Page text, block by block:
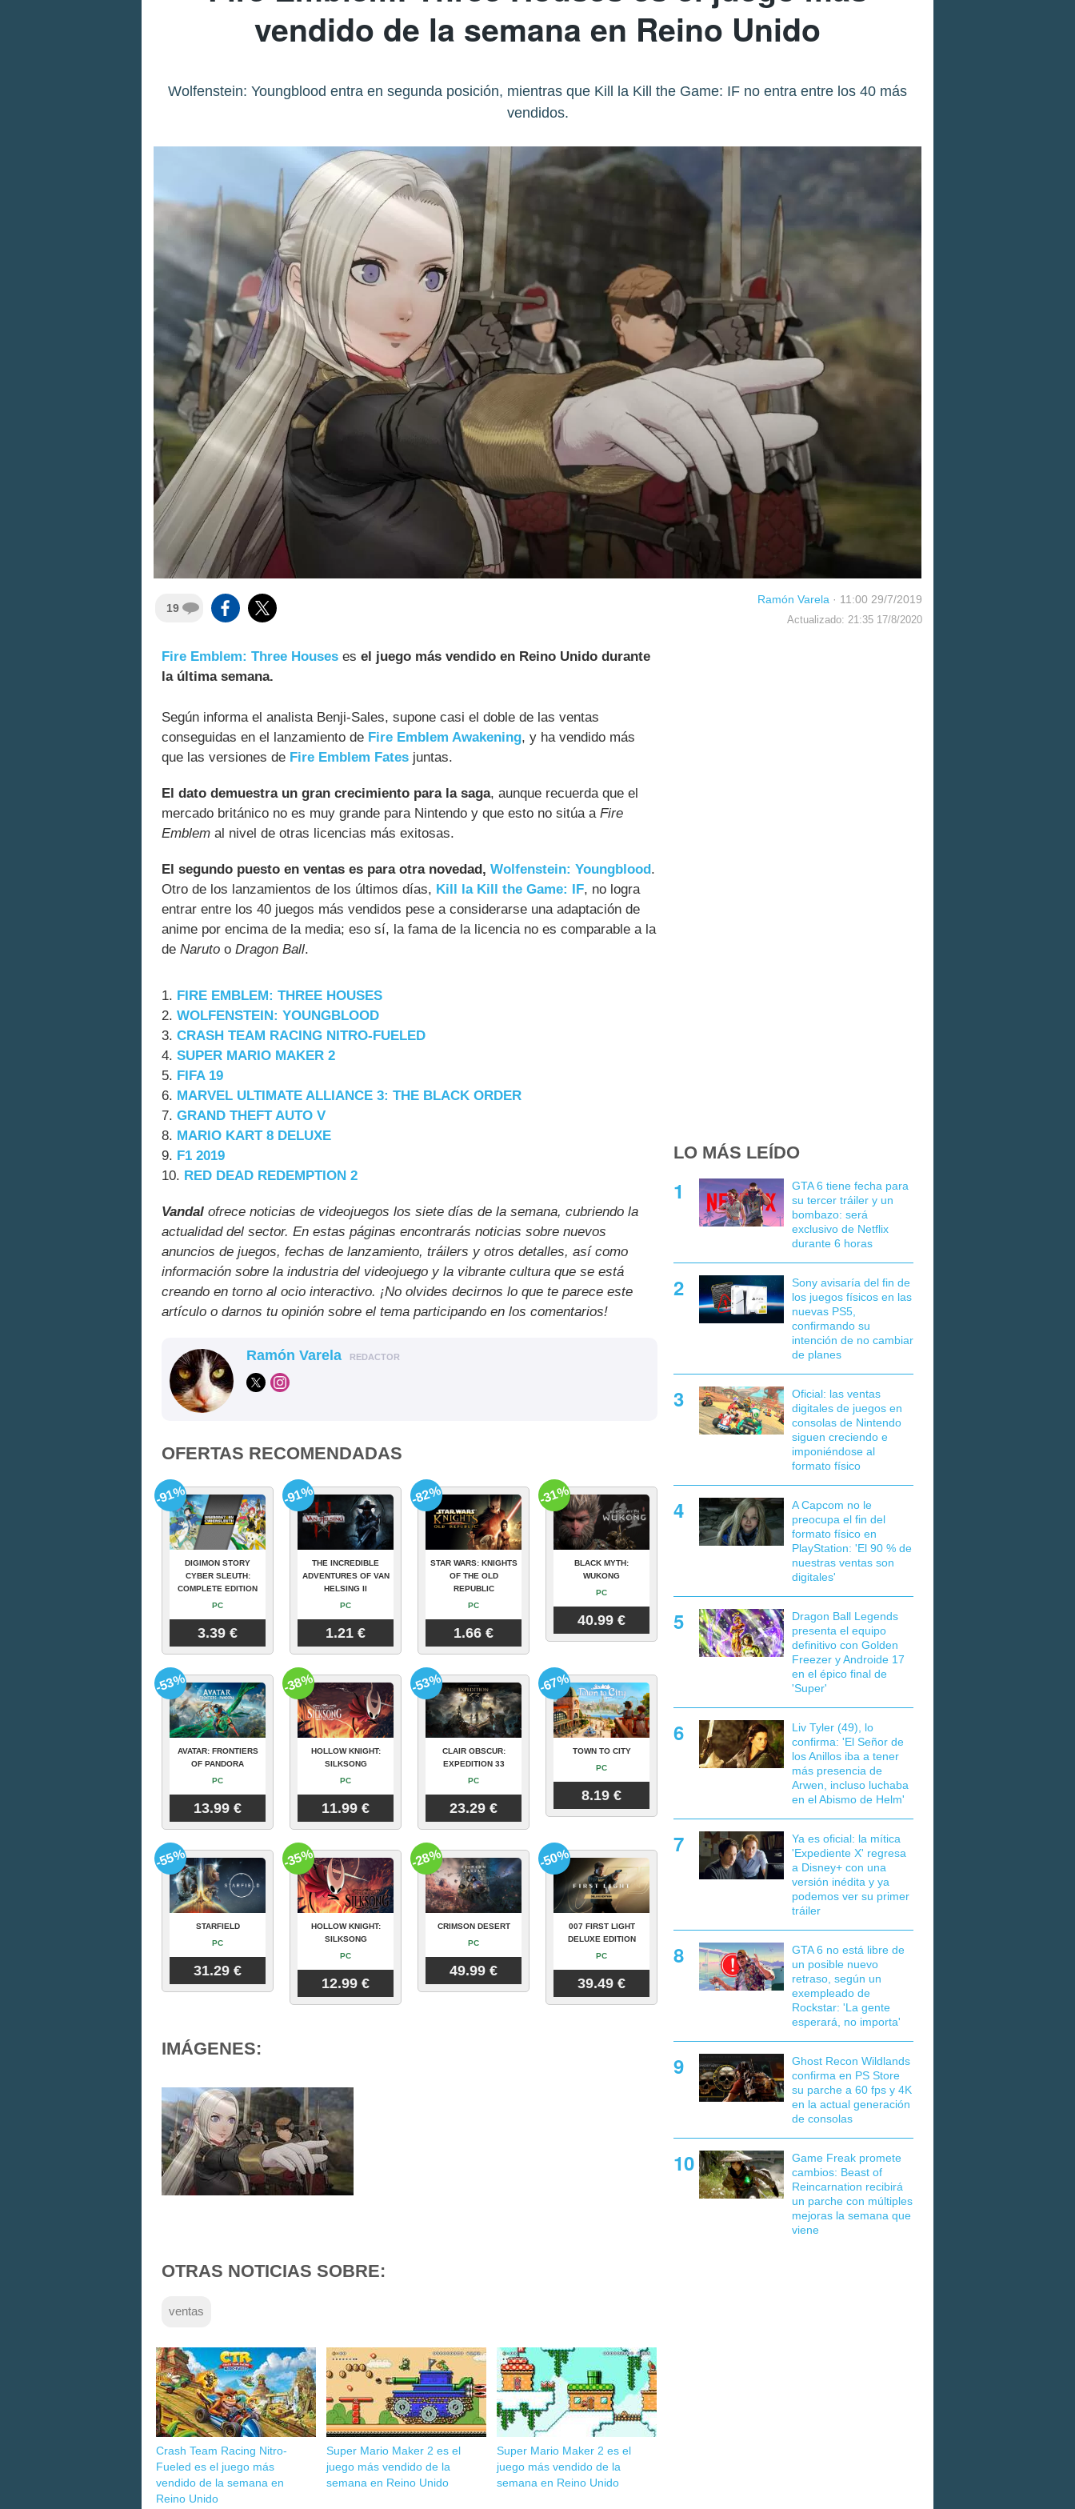
vendido de la semana en Reino Unido
Wolfenstein: Youngblood entra en segunda posición, mientras que Kill la Kill the Game: IF no entra entre los 40 más
vendidos.
19
Ramón Varela · 11:00 29/7/2019
Actualizado: 21:35 17/8/2020
Fire Emblem: Three Houses es el juego más vendido en Reino Unido durante
la última semana.
Según informa el analista Benji-Sales, supone casi el doble de las ventas
conseguidas en el lanzamiento de Fire Emblem Awakening, y ha vendido más
que las versiones de Fire Emblem Fates juntas.
El dato demuestra un gran crecimiento para la saga, aunque recuerda que el
mercado británico no es muy grande para Nintendo y que esto no sitúa a Fire
Emblem al nivel de otras licencias más exitosas.
El segundo puesto en ventas es para otra novedad, Wolfenstein: Youngblood.
Otro de los lanzamientos de los últimos días, Kill la Kill the Game: IF, no logra
entrar entre los 40 juegos más vendidos pese a considerarse una adaptación de
anime por encima de la media; eso sí, la fama de la licencia no es comparable a la
de Naruto o Dragon Ball.
1. FIRE EMBLEM: THREE HOUSES
2. WOLFENSTEIN: YOUNGBLOOD
3. CRASH TEAM RACING NITRO-FUELED
4. SUPER MARIO MAKER 2
5. FIFA 19
6. MARVEL ULTIMATE ALLIANCE 3: THE BLACK ORDER
7. GRAND THEFT AUTO V
8. MARIO KART 8 DELUXE
9. F1 2019
10. RED DEAD REDEMPTION 2
Vandal ofrece noticias de videojuegos los siete días de la semana, cubriendo la
actualidad del sector. En estas páginas encontrarás noticias sobre nuevos
anuncios de juegos, fechas de lanzamiento, tráilers y otros detalles, así como
información sobre la industria del videojuego y la vibrante cultura que se está
creando en torno al ocio interactivo. ¡No olvides decirnos lo que te parece este
artículo o darnos tu opinión sobre el tema participando en los comentarios!
Ramón Varela REDACTOR
OFERTAS RECOMENDADAS
DIGIMON STORY
CYBER SLEUTH:
COMPLETE EDITION
PC
3.39 €
-91%
THE INCREDIBLE
ADVENTURES OF VAN
HELSING II
PC
1.21 €
-91%
STAR WARS: KNIGHTS
OF THE OLD
REPUBLIC
PC
1.66 €
-82%
BLACK MYTH:
WUKONG
PC
40.99 €
-31%
AVATAR: FRONTIERS
OF PANDORA
PC
13.99 €
-53%
HOLLOW KNIGHT:
SILKSONG
PC
11.99 €
-38%
CLAIR OBSCUR:
EXPEDITION 33
PC
23.29 €
-53%
TOWN TO CITY
PC
8.19 €
-67%
STARFIELD
PC
31.29 €
-55%
HOLLOW KNIGHT:
SILKSONG
PC
12.99 €
-35%
CRIMSON DESERT
PC
49.99 €
-28%
007 FIRST LIGHT
DELUXE EDITION
PC
39.49 €
-50%
IMÁGENES:
OTRAS NOTICIAS SOBRE:
ventas
Crash Team Racing Nitro-
Fueled es el juego más
vendido de la semana en
Reino Unido
Super Mario Maker 2 es el
juego más vendido de la
semana en Reino Unido
Super Mario Maker 2 es el
juego más vendido de la
semana en Reino Unido
LO MÁS LEÍDO
GTA 6 tiene fecha para
su tercer tráiler y un
bombazo: será
exclusivo de Netflix
durante 6 horas
Sony avisaría del fin de
los juegos físicos en las
nuevas PS5,
confirmando su
intención de no cambiar
de planes
Oficial: las ventas
digitales de juegos en
consolas de Nintendo
siguen creciendo e
imponiéndose al
formato físico
A Capcom no le
preocupa el fin del
formato físico en
PlayStation: 'El 90 % de
nuestras ventas son
digitales'
Dragon Ball Legends
presenta el equipo
definitivo con Golden
Freezer y Androide 17
en el épico final de
'Super'
Liv Tyler (49), lo
confirma: 'El Señor de
los Anillos iba a tener
más presencia de
Arwen, incluso luchaba
en el Abismo de Helm'
Ya es oficial: la mítica
'Expediente X' regresa
a Disney+ con una
versión inédita y ya
podemos ver su primer
tráiler
GTA 6 no está libre de
un posible nuevo
retraso, según un
exempleado de
Rockstar: 'La gente
esperará, no importa'
Ghost Recon Wildlands
confirma en PS Store
su parche a 60 fps y 4K
en la actual generación
de consolas
Game Freak promete
cambios: Beast of
Reincarnation recibirá
un parche con múltiples
mejoras la semana que
viene